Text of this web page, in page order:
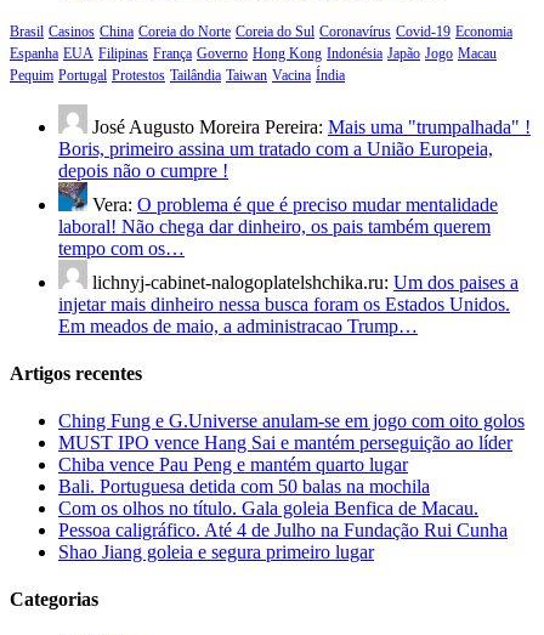
Brasil Casinos China Coreia do Norte Coreia do Sul Coronavírus Covid-19 Economia
Espanha EUA Filipinas França Governo Hong Kong Indonésia Japão Jogo Macau
Pequim Portugal Protestos Tailândia Taiwan Vacina Índia
José Augusto Moreira Pereira: Mais uma "trumpalhada" !
Boris, primeiro assina um tratado com a União Europeia,
depois não o cumpre !
Vera: O problema é que é preciso mudar mentalidade
laboral! Não chega dar dinheiro, os pais também querem
tempo com os…
lichnyj-cabinet-nalogoplatelshchika.ru: Um dos paises a
injetar mais dinheiro nessa busca foram os Estados Unidos.
Em meados de maio, a administracao Trump…
Artigos recentes
Ching Fung e G.Universe anulam-se em jogo com oito golos
MUST IPO vence Hang Sai e mantém perseguição ao líder
Chiba vence Pau Peng e mantém quarto lugar
Bali. Portuguesa detida com 50 balas na mochila
Com os olhos no título. Gala goleia Benfica de Macau.
Pessoa caligráfico. Até 4 de Julho na Fundação Rui Cunha
Shao Jiang goleia e segura primeiro lugar
Categorias